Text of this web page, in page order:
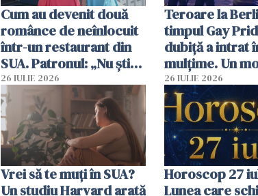
Cum au devenit două
românce de neînlocuit
într-un restaurant din
SUA. Patronul: „Nu știu
ce o să mă fac fără voi”
26 IULIE 2026
Teroare la
timpul Gay
dubiță a intrat
mulțime. Un
răniți
26 IULIE 2026
Vrei să te muți în SUA?
Un studiu Harvard arată
Horoscop 27
Lunea care